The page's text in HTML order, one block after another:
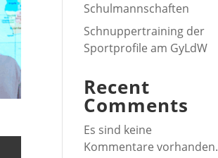
Schulmannschaften
Schnuppertraining der
Sportprofile am GyLdW
Recent
Comments
Es sind keine
Kommentare vorhanden.